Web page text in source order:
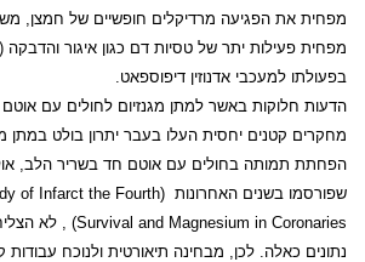
מפחית את הפגיעה מרדיקלים חופשיים של חמצן,
מפחית פעילות יתר של טסיות דם כגון איגור
בפעולתו למעכבי אדנוזין דיפוספאט.
הדעות חלוקות באשר למתן מגנזיום לחולים עם
מחקרים קטנים יחסית העלו בעבר יתרון בולט במתן
הפחתת תמותה בחולים עם אוטם חד בשריר הלב,
שפורסמו בשנים האחרונות (the Fourth
of Infarct
Survival and Magnesium in Coronaries) , לא
נתונים כאלה. לכן, מבחינה תיאורטית ולנוכח